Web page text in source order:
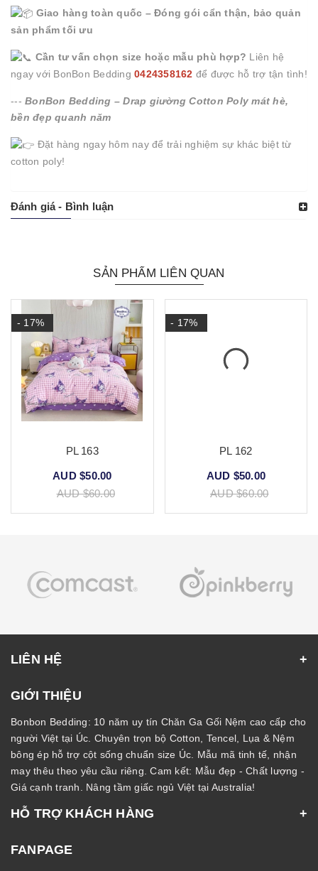
Giao hàng toàn quốc – Đóng gói cẩn thận, bảo quản
sản phẩm tối ưu
Cần tư vấn chọn size hoặc mẫu phù hợp? Liên hệ
ngay với BonBon Bedding 0424358162 để được hỗ trợ tận tình!
--- BonBon Bedding – Drap giường Cotton Poly mát hè,
bền đẹp quanh năm
Đặt hàng ngay hôm nay để trải nghiệm sự khác biệt từ
cotton poly!
Đánh giá - Bình luận
SẢN PHẨM LIÊN QUAN
- 17%
PL 163
AUD $50.00
AUD $60.00
- 17%
PL 162
AUD $50.00
AUD $60.00
LIÊN HỆ
GIỚI THIỆU
Bonbon Bedding: 10 năm uy tín Chăn Ga Gối Nệm cao cấp cho
người Việt tại Úc. Chuyên trọn bộ Cotton, Tencel, Lụa & Nệm
bông ép hỗ trợ cột sống chuẩn size Úc. Mẫu mã tinh tế, nhận
may thêu theo yêu cầu riêng. Cam kết: Mẫu đẹp - Chất lượng -
Giá cạnh tranh. Nâng tầm giấc ngủ Việt tại Australia!
HỖ TRỢ KHÁCH HÀNG
FANPAGE